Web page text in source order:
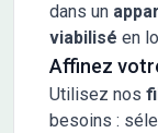
dans un
viabilisé en
Affinez
Utilisez nos
besoins :